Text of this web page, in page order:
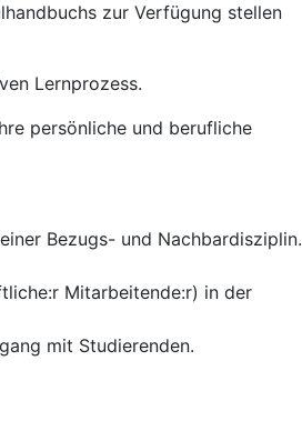
zur Verfügung stellen
Lernprozess.
persönliche und berufliche
Bezugs- und Nachbardisziplin.
Mitarbeitende:r) in der
mit Studierenden.